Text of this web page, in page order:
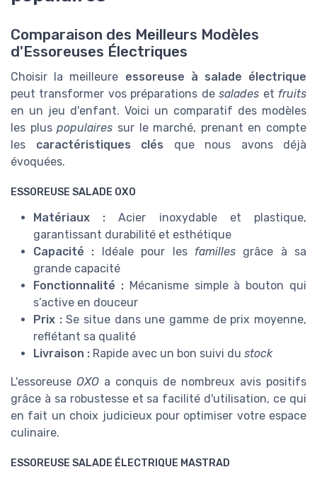
Comparaison des Meilleurs Modèles
d'Essoreuses Électriques
Choisir la meilleure essoreuse à salade électrique
peut transformer vos préparations desalades et fruits
en un jeu d'enfant. Voici un comparatif des modèles
les pluspopulaires sur le marché, prenant en compte
les caractéristiques clés que nous avons déjà
évoquées.
ESSOREUSE SALADE OXO
Matériaux : Acier inoxydable et plastique,
garantissant durabilité et esthétique
Capacité : Idéale pour les famillesgrâce à sa
grande capacité
Fonctionnalité :Mécanisme simple à bouton qui
s’active en douceur
Prix :Se situe dans une gamme de prix moyenne,
reflétant sa qualité
Livraison : Rapide avec un bon suivi du stock
L'essoreuse OXO a conquis de nombreux avis positifs
grâce à sa robustesse et sa facilité d'utilisation, ce qui
en fait un choix judicieux pour optimiser votre espace
culinaire.
ESSOREUSE SALADE ÉLECTRIQUE MASTRAD